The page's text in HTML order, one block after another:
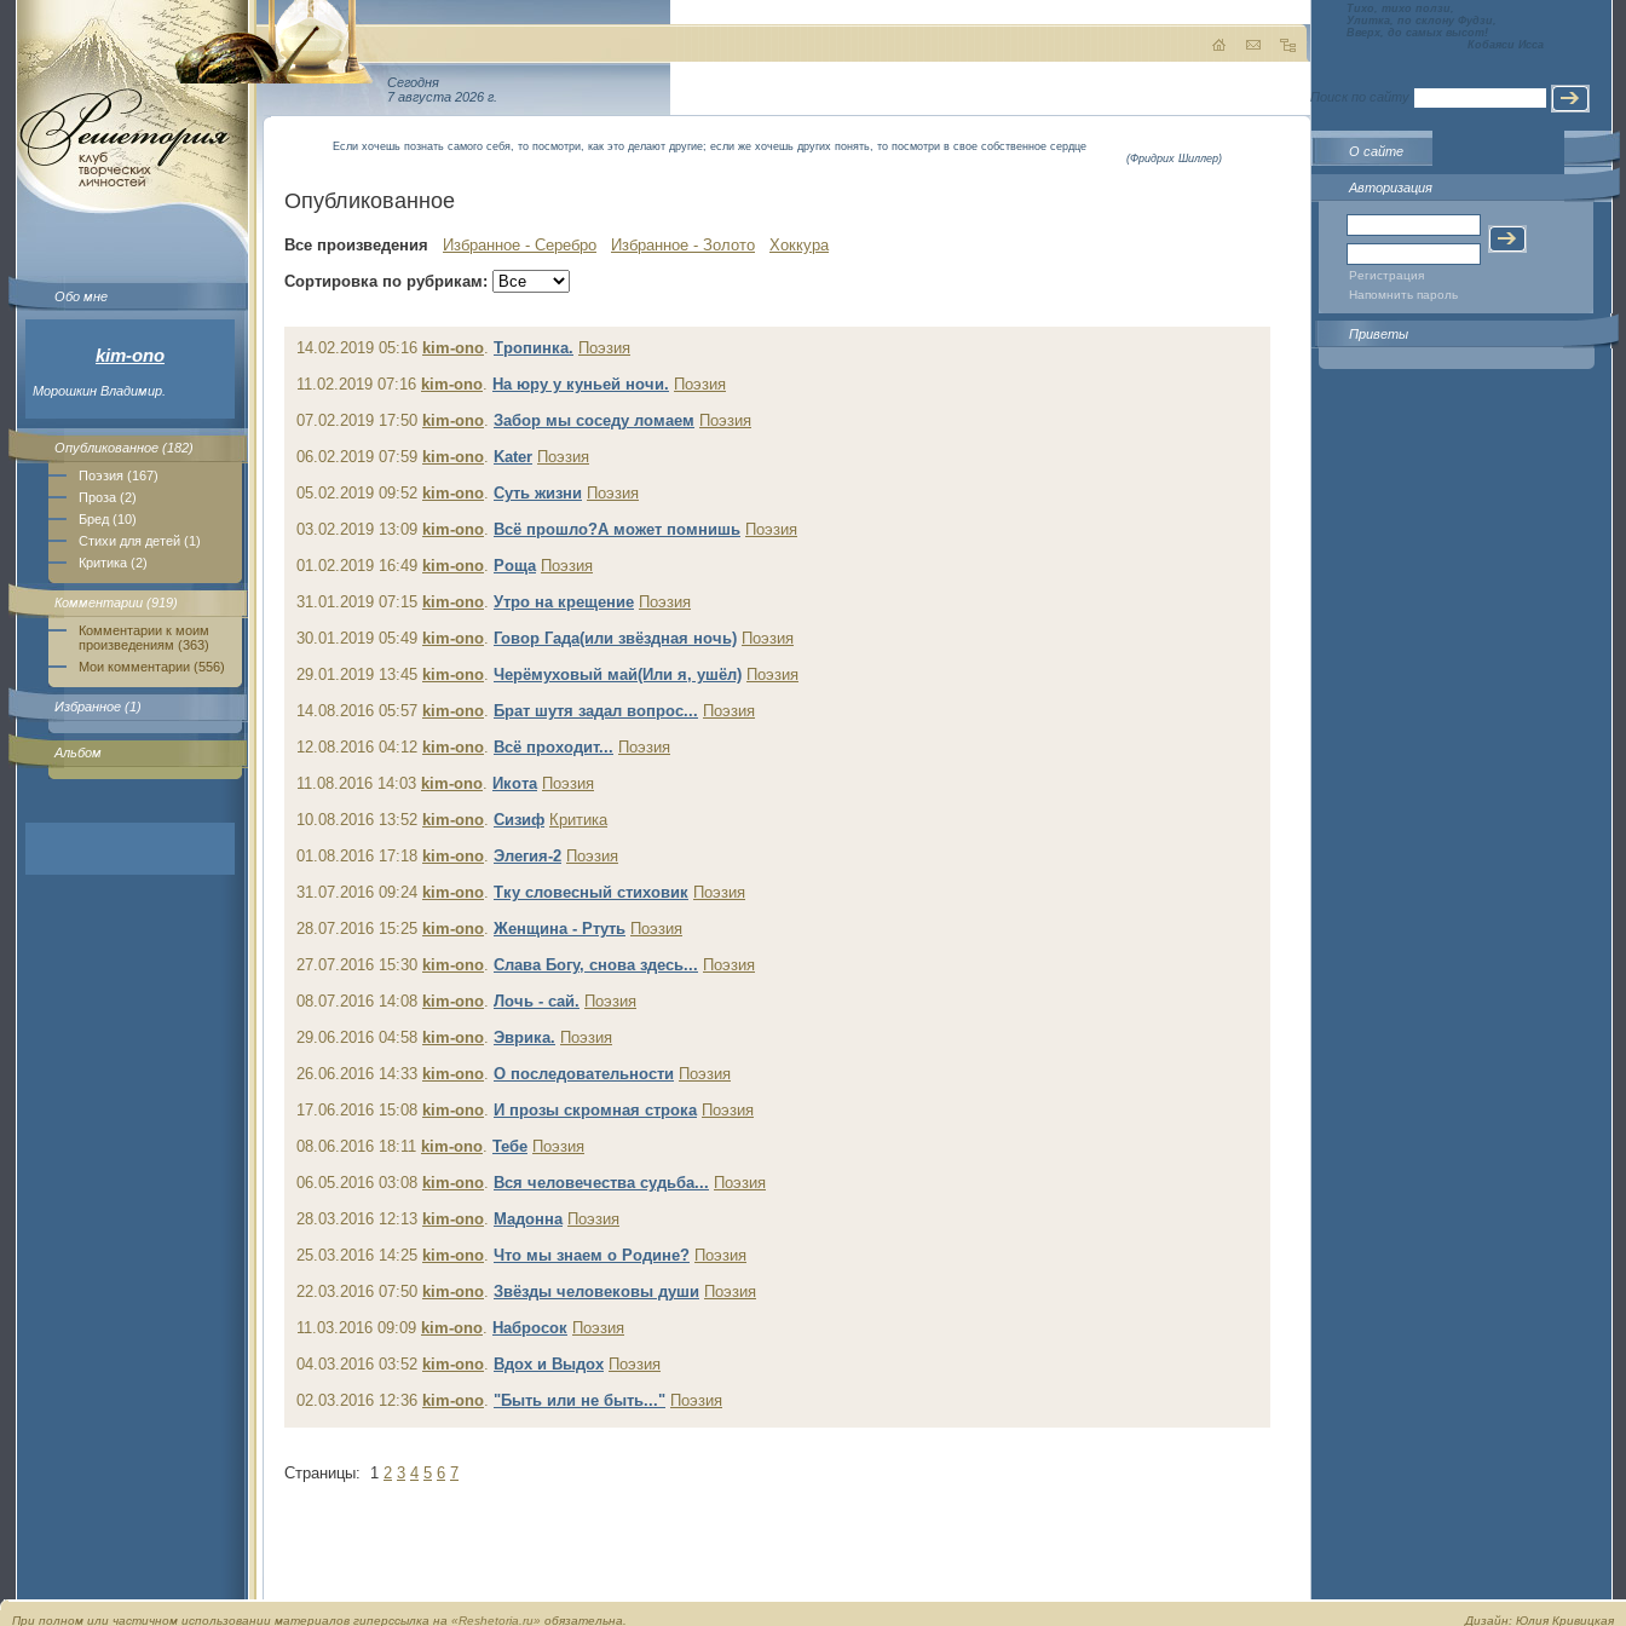
Обо мне
kim-ono
Морошкин Владимир.
Опубликованное (182)
Поэзия (167)
Проза (2)
Бред (10)
Стихи для детей (1)
Критика (2)
Комментарии (919)
Комментарии к моим
произведениям (363)
Мои комментарии (556)
Избранное (1)
Альбом
Сегодня
7 августа 2026 г.
Если хочешь познать самого себя, то посмотри, как это делают другие; если же хочешь других понять, то посмотри в свое собственное сердце
(Фридрих Шиллер)
Опубликованное
Все произведения Избранное - Серебро Избранное - Золото
Хоккура
Сортировка по рубрикам:
14.02.2019 05:16 kim-ono. Тропинка. Поэзия
11.02.2019 07:16 kim-ono. На юру у куньей ночи. Поэзия
07.02.2019 17:50 kim-ono. Забор мы соседу ломаем Поэзия
06.02.2019 07:59 kim-ono. Kater Поэзия
05.02.2019 09:52 kim-ono. Суть жизни Поэзия
03.02.2019 13:09 kim-ono. Всё прошло?А может помнишь Поэзия
01.02.2019 16:49 kim-ono. Роща Поэзия
31.01.2019 07:15 kim-ono. Утро на крещение Поэзия
30.01.2019 05:49 kim-ono. Говор Гада(или звёздная ночь) Поэзия
29.01.2019 13:45 kim-ono. Черёмуховый май(Или я, ушёл) Поэзия
14.08.2016 05:57 kim-ono. Брат шутя задал вопрос... Поэзия
12.08.2016 04:12 kim-ono. Всё проходит... Поэзия
11.08.2016 14:03 kim-ono. Икота Поэзия
10.08.2016 13:52 kim-ono. Сизиф Критика
01.08.2016 17:18 kim-ono. Элегия-2 Поэзия
31.07.2016 09:24 kim-ono. Тку словесный стиховик Поэзия
28.07.2016 15:25 kim-ono. Женщина - Ртуть Поэзия
27.07.2016 15:30 kim-ono. Слава Богу, снова здесь... Поэзия
08.07.2016 14:08 kim-ono. Лочь - сай. Поэзия
29.06.2016 04:58 kim-ono. Эврика. Поэзия
26.06.2016 14:33 kim-ono. О последовательности Поэзия
17.06.2016 15:08 kim-ono. И прозы скромная строка Поэзия
08.06.2016 18:11 kim-ono. Тебе Поэзия
06.05.2016 03:08 kim-ono. Вся человечества судьба... Поэзия
28.03.2016 12:13 kim-ono. Мадонна Поэзия
25.03.2016 14:25 kim-ono. Что мы знаем о Родине? Поэзия
22.03.2016 07:50 kim-ono. Звёзды человековы души Поэзия
11.03.2016 09:09 kim-ono. Набросок Поэзия
04.03.2016 03:52 kim-ono. Вдох и Выдох Поэзия
02.03.2016 12:36 kim-ono. "Быть или не быть..." Поэзия
Страницы: 1 2 3 4 5 6 7
Тихо, тихо ползи,
Улитка, по склону Фудзи,
Вверх, до самых высот!
Кобаяси Исса
Поиск по сайту
О сайте
Авторизация
Регистрация
Напомнить пароль
Приветы
При полном или частичном использовании материалов гиперссылка на «Reshetoria.ru» обязательна. Дизайн: Юлия Кривицкая